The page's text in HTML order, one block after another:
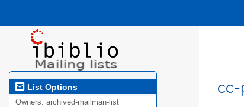
List Options
Owners: archived-mailman-list
cc-